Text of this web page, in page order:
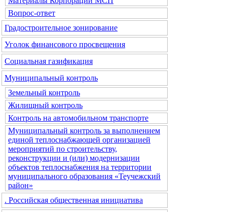
Вопрос-ответ
Градостроительное зонирование
Уголок финансового просвещения
Социальная газификация
Муниципальный контроль
Земельный контроль
Жилищный контроль
Контроль на автомобильном транспорте
Муниципальный контроль за выполнением
единой теплоснабжающей организацией
мероприятий по строительству,
реконструкции и (или) модернизации
объектов теплоснабжения на территории
муниципального образования «Теучежский
район»
. Российская общественная инициатива